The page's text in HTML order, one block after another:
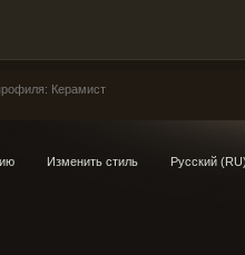
Керамист
Изменить стиль Русский